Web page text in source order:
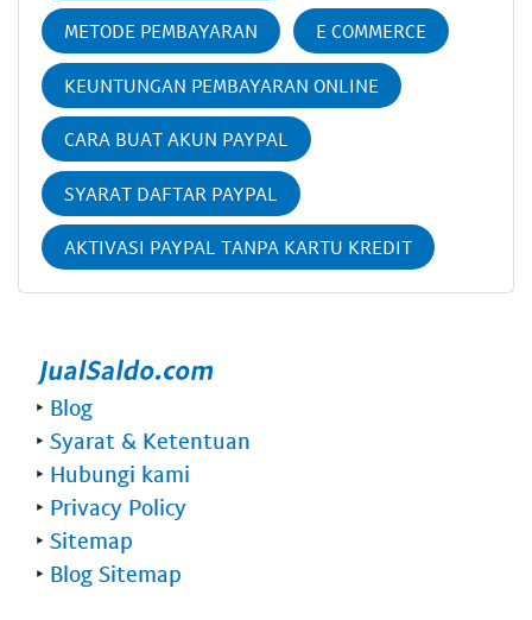
METODE PEMBAYARAN E COMMERCE
KEUNTUNGAN PEMBAYARAN ONLINE
CARA BUAT AKUN PAYPAL
SYARAT DAFTAR PAYPAL
AKTIVASI PAYPAL TANPA KARTU KREDIT
‣ Blog
‣ Syarat & Ketentuan
‣ Hubungi kami
‣ Privacy Policy
‣ Sitemap
‣ Blog Sitemap